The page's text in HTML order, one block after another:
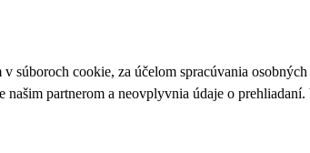
cookie, za účelom spracúvania
partnerom a neovplyvnia údaje o prehliadaní.